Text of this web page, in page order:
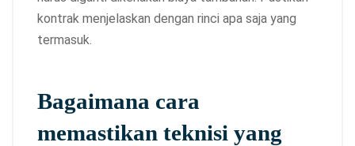
kontrak menjelaskan dengan rinci apa saja yang
termasuk.
Bagaimana cara
memastikan teknisi yang